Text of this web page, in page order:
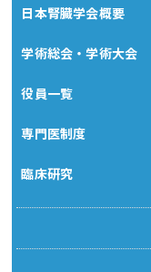
日本腎臓学会概要
学術総会・学術大会
役員一覧
専門医制度
臨床研究